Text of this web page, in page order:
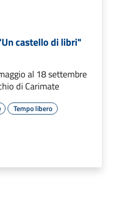
castello di libri"
al 18 settembre
di Carimate
Tempo libero